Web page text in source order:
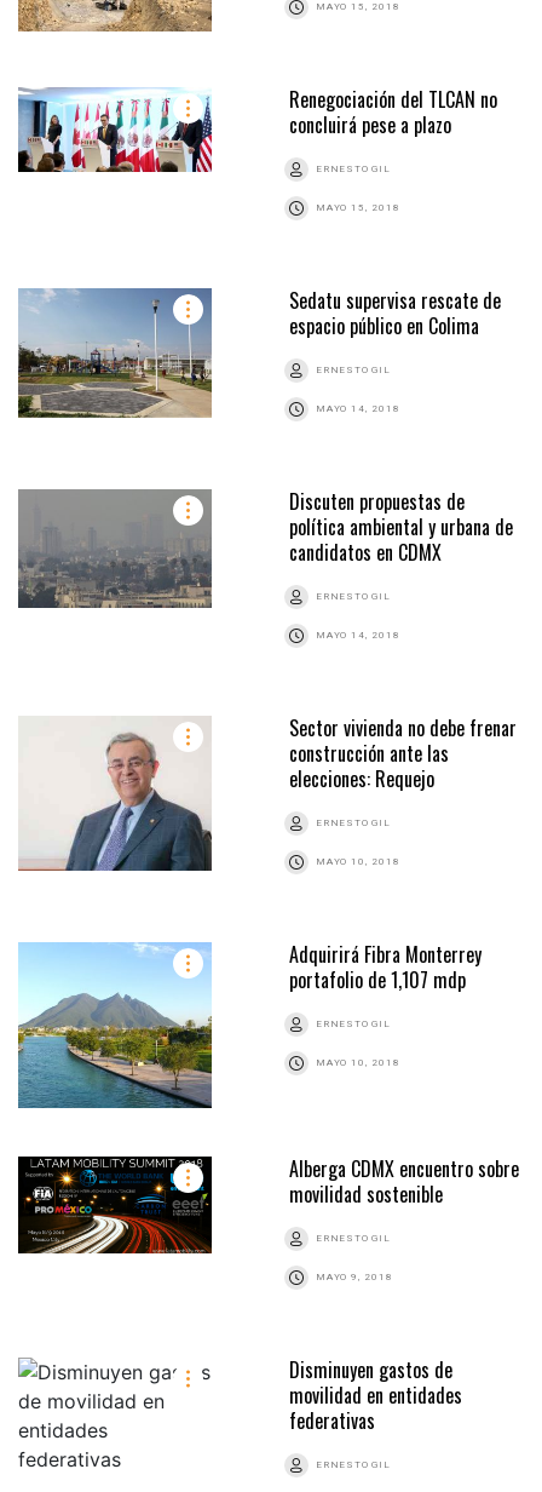
MAYO 15, 2018
Renegociación del TLCAN no
concluirá pese a plazo
ERNESTO GIL
MAYO 15, 2018
Sedatu supervisa rescate de
espacio público en Colima
ERNESTO GIL
MAYO 14, 2018
Discuten propuestas de
política ambiental y urbana de
candidatos en CDMX
ERNESTO GIL
MAYO 14, 2018
Sector vivienda no debe frenar
construcción ante las
elecciones: Requejo
ERNESTO GIL
MAYO 10, 2018
Adquirirá Fibra Monterrey
portafolio de 1,107 mdp
ERNESTO GIL
MAYO 10, 2018
Alberga CDMX encuentro sobre
movilidad sostenible
ERNESTO GIL
MAYO 9, 2018
Disminuyen gastos de
movilidad en entidades
federativas
ERNESTO GIL